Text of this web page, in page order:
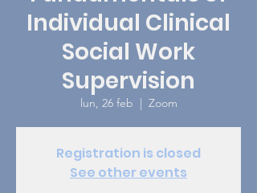
Individual Clinical
Social Work
Supervision
lun, 26 feb
  |
Zoom
Registration is closed
See other events